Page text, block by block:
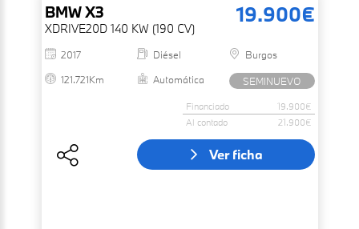
BMWX3
XDRIVE20D 140 KW (190 CV)
19.900€
2017 Diésel
Burgos
121.721Km
Automática SEMINUEVO
Financiado
19.900€
Al contado
21.900€
Ver ficha